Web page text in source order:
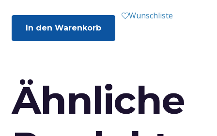
In den Warenkorb
Wunschliste
Ähnliche